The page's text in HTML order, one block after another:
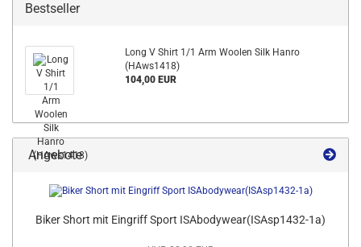
Bestseller
Long V Shirt 1/1 Arm Woolen Silk Hanro
(HAws1418)
104,00 EUR
Angebote
Biker Short mit Eingriff Sport ISAbodywear(ISAsp1432-1a)